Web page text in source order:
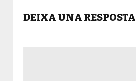
DEIXA UNA RESPOSTA